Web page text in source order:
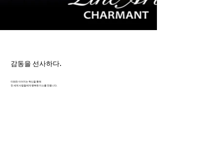
감동을 선사하다.
미래와 이어지는 혁신을 통해
전 세계 사람들에게 행복한 미소를 전합니다.